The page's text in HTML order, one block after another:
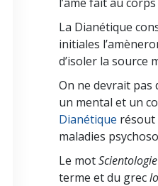
La Dianétique
initiales
d’isoler la source
On ne devrait pas
un mental et un
Dianétique résout
maladies
Le motScientologie
terme et du grec